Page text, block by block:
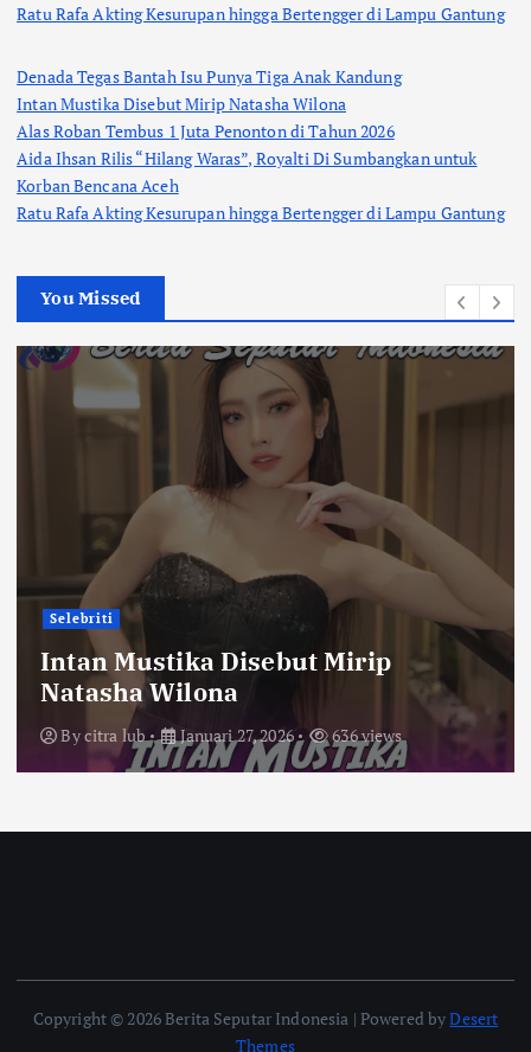
Ratu Rafa Akting Kesurupan hingga Bertengger di Lampu Gantung
Denada Tegas Bantah Isu Punya Tiga Anak Kandung
Intan Mustika Disebut Mirip Natasha Wilona
Alas Roban Tembus 1 Juta Penonton di Tahun 2026
Aida Ihsan Rilis “Hilang Waras”, Royalti Di Sumbangkan untuk
Korban Bencana Aceh
Ratu Rafa Akting Kesurupan hingga Bertengger di Lampu Gantung
You Missed
Selebriti
Intan Mustika Disebut Mirip
Natasha Wilona
Bycitra lub Januari 27, 2026 636 views
Copyright © 2026 Berita Seputar Indonesia | Powered byDesert
Themes